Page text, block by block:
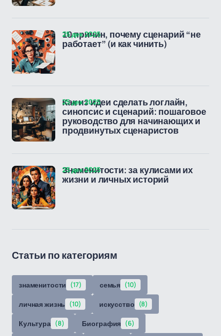
10 причин, почему сценарий “не
работает” (и как чинить)
25 дек 2025
Как из идеи сделать логлайн,
синопсис и сценарий: пошаговое
руководство для начинающих и
продвинутых сценаристов
25 дек 2025
Знаменитости: за кулисами их
жизни и личных историй
25 дек 2025
Статьи по категориям
знаменитости (17) семья (10)
личная жизнь (10) искусство (8)
Культура (8) Биография (6)